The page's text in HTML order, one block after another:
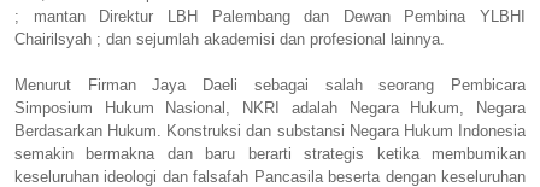
; mantan Direktur LBH Palembang dan Dewan Pembina YLBHI
Chairilsyah ; dan sejumlah akademisi dan profesional lainnya.
Menurut Firman Jaya Daeli sebagai salah seorang Pembicara
Simposium Hukum Nasional, NKRI adalah Negara Hukum, Negara
Berdasarkan Hukum. Konstruksi dan substansi Negara Hukum Indonesia
semakin bermakna dan baru berarti strategis ketika membumikan
keseluruhan ideologi dan falsafah Pancasila beserta dengan keseluruhan